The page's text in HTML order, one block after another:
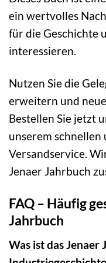
ein wertvolles
für die Geschichte
interessieren.
Nutzen Sie die
erweitern und
Bestellen Sie jetzt
unserem schnellen
Versandservice.
Jenaer Jahrbuch
FAQ – Häufig
Jahrbuch
Was ist das Jenaer